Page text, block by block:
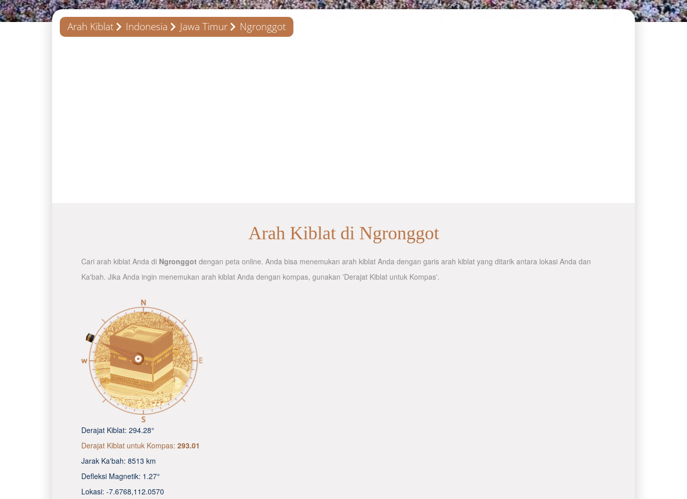
Arah Kiblat Indonesia Jawa Timur Ngronggot
Arah Kiblat di Ngronggot
Cari arah kiblat Anda di Ngronggot dengan peta online. Anda bisa menemukan arah kiblat Anda dengan garis arah kiblat yang ditarik antara lokasi Anda dan
Ka'bah. Jika Anda ingin menemukan arah kiblat Anda dengan kompas, gunakan 'Derajat Kiblat untuk Kompas'.
Derajat Kiblat: 294.28°
Derajat Kiblat untuk Kompas: 293.01
Jarak Ka'bah: 8513 km
Defleksi Magnetik: 1.27°
Lokasi: -7.6768,112.0570